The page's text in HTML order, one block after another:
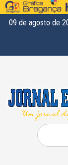
09 de agosto de
Pesquisar
por: